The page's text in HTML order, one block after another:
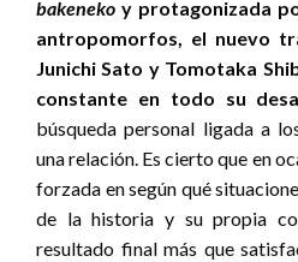
bakeneko y protagonizada
antropomorfos, el nuevo
Junichi Sato y Tomotaka
constante en todo su
búsqueda personal ligada a
una relación. Es cierto que en
forzada en según qué
de la historia y su propia
resultado final más que